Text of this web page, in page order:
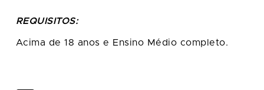
REQUISITOS:
Acima de 18 anos e Ensino Médio completo.